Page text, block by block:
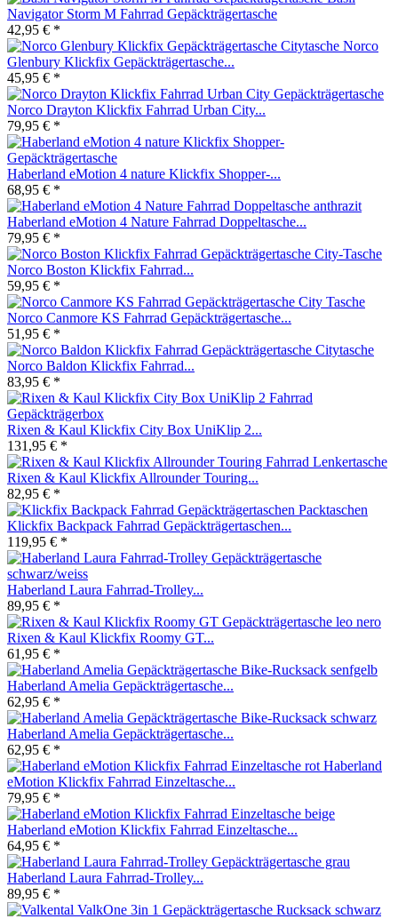
Navigator Storm M Fahrrad Gepäckträgertasche
42,95 € *
Norco
Glenbury Klickfix Gepäckträgertasche...
45,95 € *
Norco Drayton Klickfix Fahrrad Urban City...
79,95 € *
Haberland eMotion 4 nature Klickfix Shopper-...
68,95 € *
Haberland eMotion 4 Nature Fahrrad Doppeltasche...
79,95 € *
Norco Boston Klickfix Fahrrad...
59,95 € *
Norco Canmore KS Fahrrad Gepäckträgertasche...
51,95 € *
Norco Baldon Klickfix Fahrrad...
83,95 € *
Rixen & Kaul Klickfix City Box UniKlip 2...
131,95 € *
Rixen & Kaul Klickfix Allrounder Touring...
82,95 € *
Klickfix Backpack Fahrrad Gepäckträgertaschen...
119,95 € *
Haberland Laura Fahrrad-Trolley...
89,95 € *
Rixen & Kaul Klickfix Roomy GT...
61,95 € *
Haberland Amelia Gepäckträgertasche...
62,95 € *
Haberland Amelia Gepäckträgertasche...
62,95 € *
Haberland
eMotion Klickfix Fahrrad Einzeltasche...
79,95 € *
Haberland eMotion Klickfix Fahrrad Einzeltasche...
64,95 € *
Haberland Laura Fahrrad-Trolley...
89,95 € *